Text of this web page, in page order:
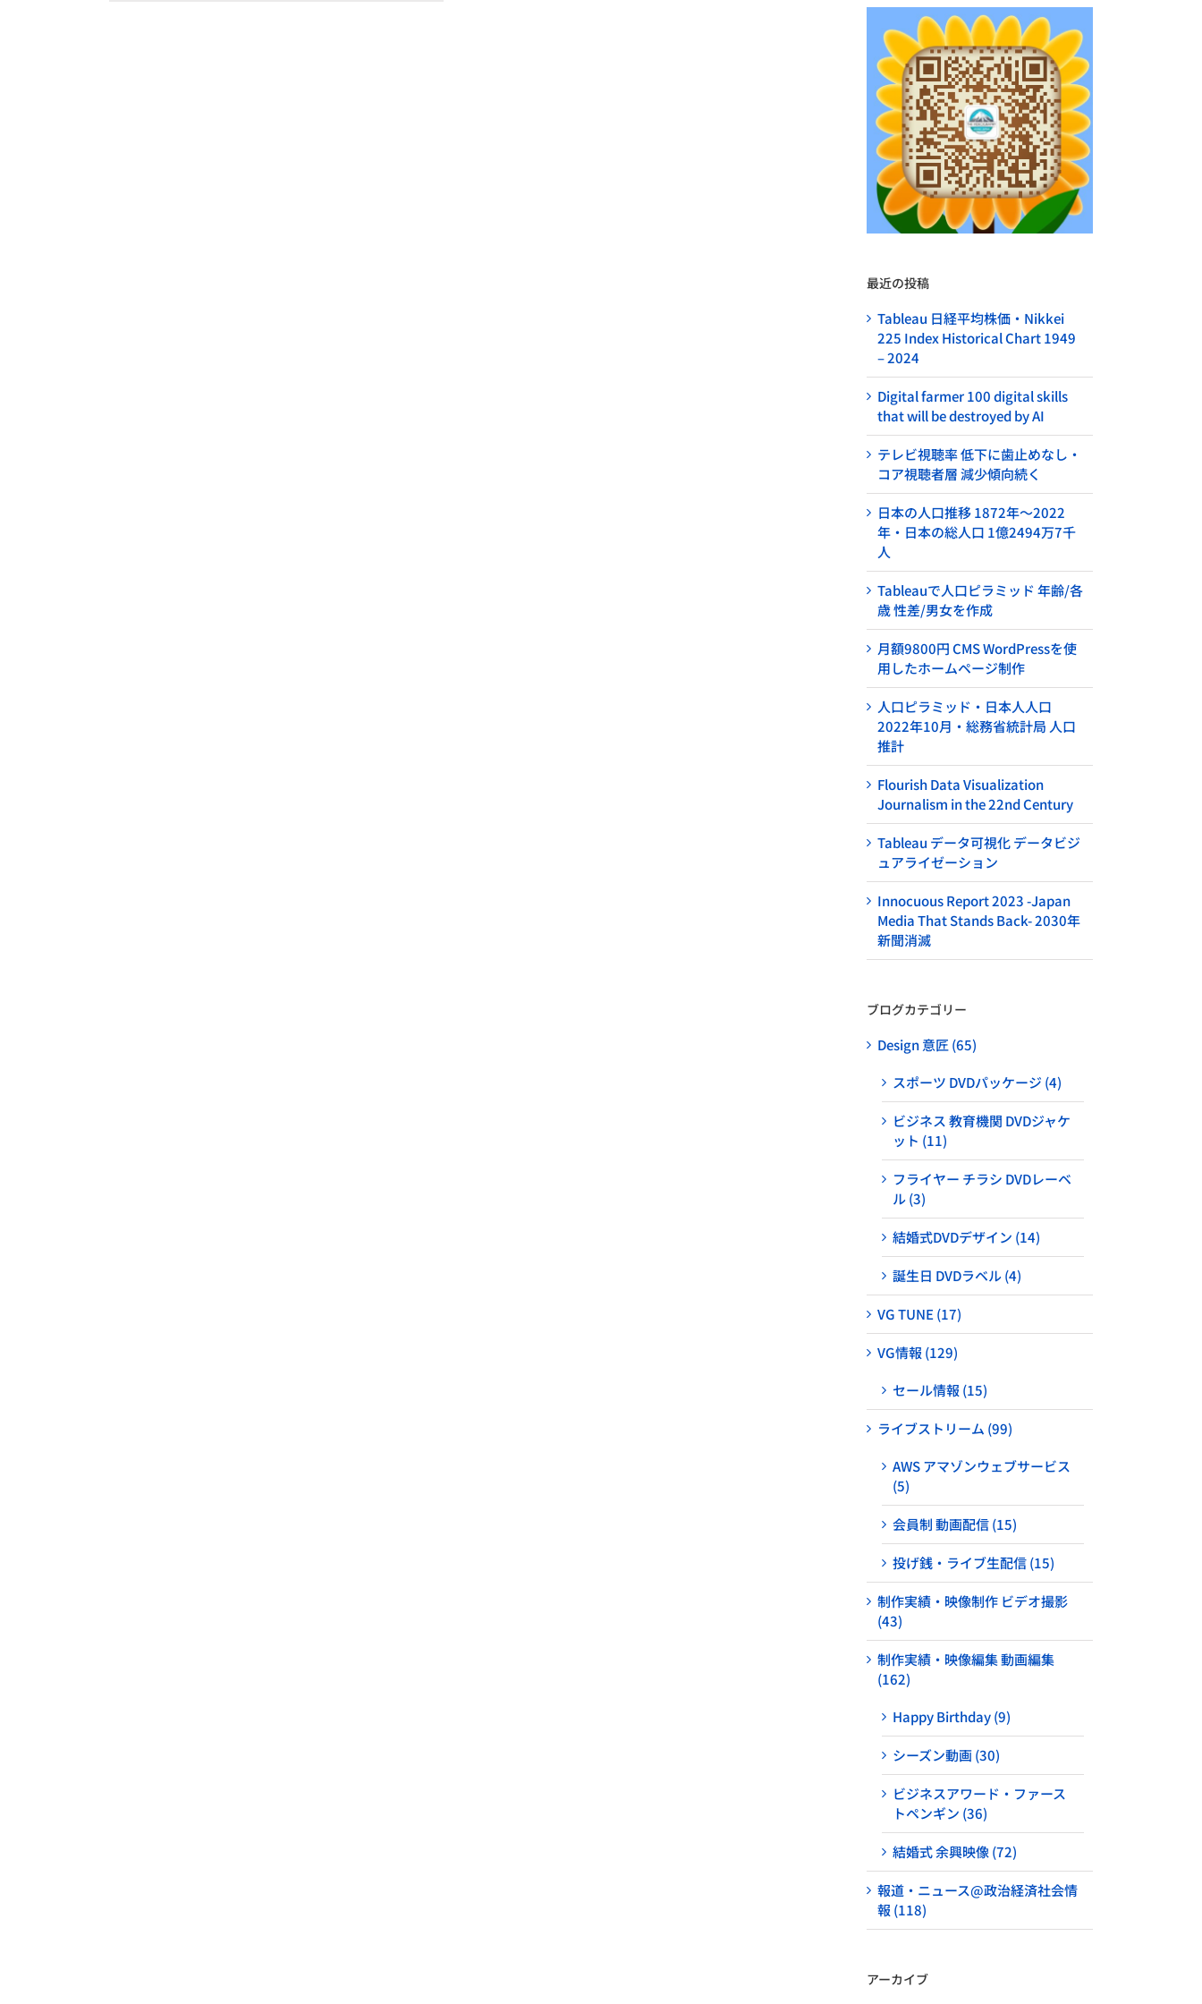
最近の投稿
Tableau 日経平均株価・Nikkei
225 Index Historical Chart 1949
– 2024
Digital farmer 100 digital skills
that will be destroyed by AI
テレビ視聴率 低下に歯止めなし・
コア視聴者層 減少傾向続く
日本の人口推移 1872年～2022
年・日本の総人口 1億2494万7千
人
Tableauで人口ピラミッド 年齢/各
歳 性差/男女を作成
月額9800円 CMS WordPressを使
用したホームページ制作
人口ピラミッド・日本人人口
2022年10月・総務省統計局 人口
推計
Flourish Data Visualization
Journalism in the 22nd Century
Tableau データ可視化 データビジ
ュアライゼーション
Innocuous Report 2023 -Japan
Media That Stands Back- 2030年
新聞消滅
ブログカテゴリー
Design 意匠 (65)
スポーツ DVDパッケージ (4)
ビジネス 教育機関 DVDジャケ
ット (11)
フライヤー チラシ DVDレーベ
ル (3)
結婚式DVDデザイン (14)
誕生日 DVDラベル (4)
VG TUNE (17)
VG情報 (129)
セール情報 (15)
ライブストリーム (99)
AWS アマゾンウェブサービス
(5)
会員制 動画配信 (15)
投げ銭・ライブ生配信 (15)
制作実績・映像制作 ビデオ撮影
(43)
制作実績・映像編集 動画編集
(162)
Happy Birthday (9)
シーズン動画 (30)
ビジネスアワード・ファース
トペンギン (36)
結婚式 余興映像 (72)
報道・ニュース@政治経済社会情
報 (118)
アーカイブ